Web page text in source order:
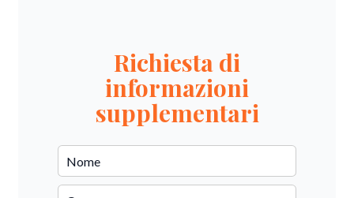
Richiesta di
informazioni
supplementari